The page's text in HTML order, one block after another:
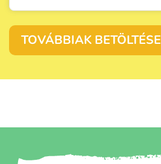
TOVÁBBIAK BETÖLTÉSE